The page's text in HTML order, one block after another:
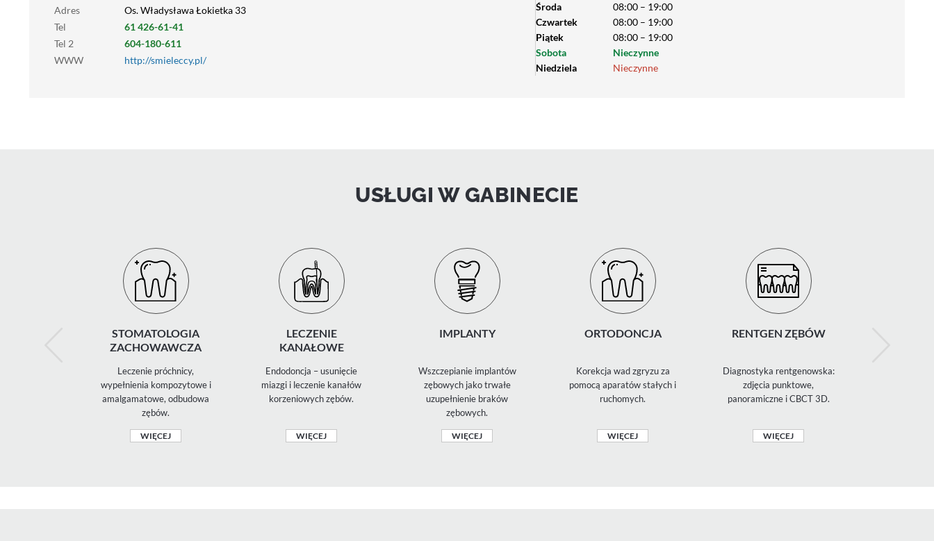
Adres
Os. Władysława Łokietka 33
Tel
61 426-61-41
Tel 2
604-180-611
WWW
http://smieleccy.pl/
Środa
08:00 – 19:00
Czwartek
08:00 – 19:00
Piątek
08:00 – 19:00
Sobota
Nieczynne
Niedziela
Nieczynne
USŁUGI W GABINECIE
STOMATOLOGIA
ZACHOWAWCZA
Leczenie próchnicy,
wypełnienia kompozytowe i
amalgamatowe, odbudowa
zębów.
WIĘCEJ
LECZENIE
KANAŁOWE
Endodoncja – usunięcie
miazgi i leczenie kanałów
korzeniowych zębów.
WIĘCEJ
IMPLANTY
Wszczepianie implantów
zębowych jako trwałe
uzupełnienie braków
zębowych.
WIĘCEJ
ORTODONCJA
Korekcja wad zgryzu za
pomocą aparatów stałych i
ruchomych.
WIĘCEJ
RENTGEN ZĘBÓW
Diagnostyka rentgenowska:
zdjęcia punktowe,
panoramiczne i CBCT 3D.
WIĘCEJ